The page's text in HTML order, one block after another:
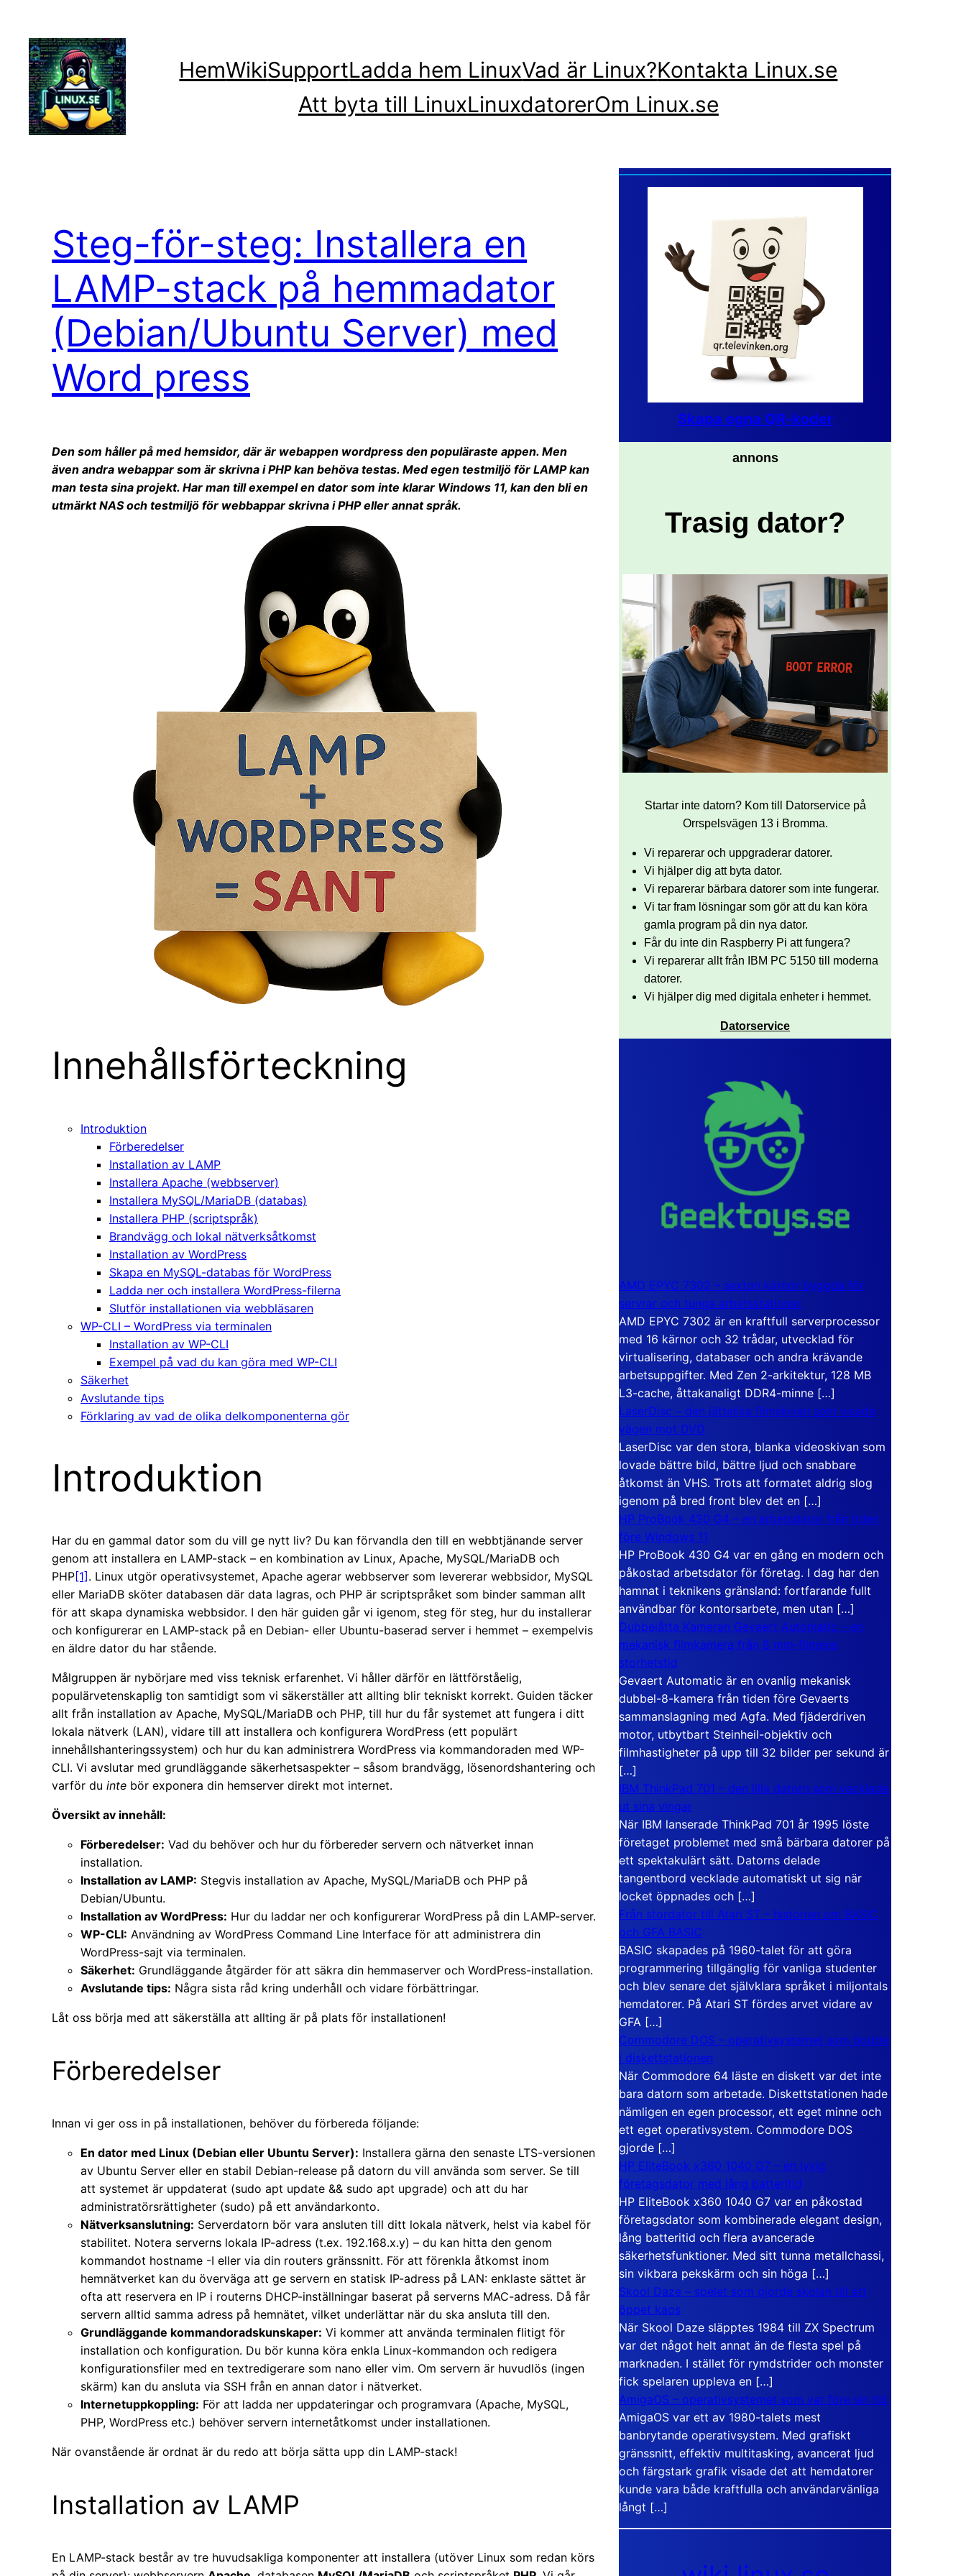
innehåll
HemWikiSupportLadda hem LinuxVad är Linux?Kontakta Linux.se
Att byta till LinuxLinuxdatorerOm Linux.se
Steg-för-steg: Installera en
LAMP-stack på hemmadator
(Debian/Ubuntu Server) med
Word press
Den som håller på med hemsidor, där är webappen wordpress den populäraste appen. Men
även andra webappar som är skrivna i PHP kan behöva testas. Med egen testmiljö för LAMP kan
man testa sina projekt. Har man till exempel en dator som inte klarar Windows 11, kan den bli en
utmärkt NAS och testmiljö för webbappar skrivna i PHP eller annat språk.
Innehållsförteckning
Introduktion
Förberedelser
Installation av LAMP
Installera Apache (webbserver)
Installera MySQL/MariaDB (databas)
Installera PHP (scriptspråk)
Brandvägg och lokal nätverksåtkomst
Installation av WordPress
Skapa en MySQL-databas för WordPress
Ladda ner och installera WordPress-filerna
Slutför installationen via webbläsaren
WP-CLI – WordPress via terminalen
Installation av WP-CLI
Exempel på vad du kan göra med WP-CLI
Säkerhet
Avslutande tips
Förklaring av vad de olika delkomponenterna gör
Introduktion
Har du en gammal dator som du vill ge nytt liv? Du kan förvandla den till en webbtjänande server
genom att installera en LAMP-stack – en kombination av Linux, Apache, MySQL/MariaDB och
PHP[1]. Linux utgör operativsystemet, Apache agerar webbserver som levererar webbsidor, MySQL
eller MariaDB sköter databasen där data lagras, och PHP är scriptspråket som binder samman allt
för att skapa dynamiska webbsidor. I den här guiden går vi igenom, steg för steg, hur du installerar
och konfigurerar en LAMP-stack på en Debian- eller Ubuntu-baserad server i hemmet – exempelvis
en äldre dator du har stående.
Målgruppen är nybörjare med viss teknisk erfarenhet. Vi håller därför en lättförståelig,
populärvetenskaplig ton samtidigt som vi säkerställer att allting blir tekniskt korrekt. Guiden täcker
allt från installation av Apache, MySQL/MariaDB och PHP, till hur du får systemet att fungera i ditt
lokala nätverk (LAN), vidare till att installera och konfigurera WordPress (ett populärt
innehållshanteringssystem) och hur du kan administrera WordPress via kommandoraden med WP-
CLI. Vi avslutar med grundläggande säkerhetsaspekter – såsom brandvägg, lösenordshantering och
varför du inte bör exponera din hemserver direkt mot internet.
Översikt av innehåll:
Förberedelser: Vad du behöver och hur du förbereder servern och nätverket innan
installation.
Installation av LAMP: Stegvis installation av Apache, MySQL/MariaDB och PHP på
Debian/Ubuntu.
Installation av WordPress: Hur du laddar ner och konfigurerar WordPress på din LAMP-server.
WP-CLI: Användning av WordPress Command Line Interface för att administrera din
WordPress-sajt via terminalen.
Säkerhet: Grundläggande åtgärder för att säkra din hemmaserver och WordPress-installation.
Avslutande tips: Några sista råd kring underhåll och vidare förbättringar.
Låt oss börja med att säkerställa att allting är på plats för installationen!
Förberedelser
Innan vi ger oss in på installationen, behöver du förbereda följande:
En dator med Linux (Debian eller Ubuntu Server): Installera gärna den senaste LTS-versionen
av Ubuntu Server eller en stabil Debian-release på datorn du vill använda som server. Se till
att systemet är uppdaterat (sudo apt update && sudo apt upgrade) och att du har
administratörsrättigheter (sudo) på ett användarkonto.
Nätverksanslutning: Serverdatorn bör vara ansluten till ditt lokala nätverk, helst via kabel för
stabilitet. Notera serverns lokala IP-adress (t.ex. 192.168.x.y) – du kan hitta den genom
kommandot hostname -I eller via din routers gränssnitt. För att förenkla åtkomst inom
hemnätverket kan du överväga att ge servern en statisk IP-adress på LAN: enklaste sättet är
ofta att reservera en IP i routerns DHCP-inställningar baserat på serverns MAC-adress. Då får
servern alltid samma adress på hemnätet, vilket underlättar när du ska ansluta till den.
Grundläggande kommandoradskunskaper: Vi kommer att använda terminalen flitigt för
installation och konfiguration. Du bör kunna köra enkla Linux-kommandon och redigera
konfigurationsfiler med en textredigerare som nano eller vim. Om servern är huvudlös (ingen
skärm) kan du ansluta via SSH från en annan dator i nätverket.
Internetuppkoppling: För att ladda ner uppdateringar och programvara (Apache, MySQL,
PHP, WordPress etc.) behöver servern internetåtkomst under installationen.
När ovanstående är ordnat är du redo att börja sätta upp din LAMP-stack!
Installation av LAMP
En LAMP-stack består av tre huvudsakliga komponenter att installera (utöver Linux som redan körs
Skapa egna QR-koder
annons
Trasig dator?
Startar inte datorn? Kom till Datorservice på
Orrspelsvägen 13 i Bromma.
Vi reparerar och uppgraderar datorer.
Vi hjälper dig att byta dator.
Vi reparerar bärbara datorer som inte fungerar.
Vi tar fram lösningar som gör att du kan köra
gamla program på din nya dator.
Får du inte din Raspberry Pi att fungera?
Vi reparerar allt från IBM PC 5150 till moderna
datorer.
Vi hjälper dig med digitala enheter i hemmet.
Datorservice
AMD EPYC 7302 – sexton kärnor byggda för
servrar och tunga arbetsstationer
AMD EPYC 7302 är en kraftfull serverprocessor
med 16 kärnor och 32 trådar, utvecklad för
virtualisering, databaser och andra krävande
arbetsuppgifter. Med Zen 2-arkitektur, 128 MB
L3-cache, åttakanaligt DDR4-minne […]
LaserDisc – den jättelika filmskivan som visade
vägen mot DVD
LaserDisc var den stora, blanka videoskivan som
lovade bättre bild, bättre ljud och snabbare
åtkomst än VHS. Trots att formatet aldrig slog
igenom på bred front blev det en […]
HP ProBook 430 G4 – en arbetsdator från tiden
före Windows 11
HP ProBook 430 G4 var en gång en modern och
påkostad arbetsdator för företag. I dag har den
hamnat i teknikens gränsland: fortfarande fullt
användbar för kontorsarbete, men utan […]
Dubbelåtta Kameran Gevaert Automatic – en
mekanisk filmkamera från 8 mm-filmens
storhetstid
Gevaert Automatic är en ovanlig mekanisk
dubbel-8-kamera från tiden före Gevaerts
sammanslagning med Agfa. Med fjäderdriven
motor, utbytbart Steinheil-objektiv och
filmhastigheter på upp till 32 bilder per sekund är
[…]
IBM ThinkPad 701 – den lilla datorn som vecklade
ut sina vingar
När IBM lanserade ThinkPad 701 år 1995 löste
företaget problemet med små bärbara datorer på
ett spektakulärt sätt. Datorns delade
tangentbord vecklade automatiskt ut sig när
locket öppnades och […]
Från stordator till Atari ST – historien om BASIC
och GFA BASIC
BASIC skapades på 1960-talet för att göra
programmering tillgänglig för vanliga studenter
och blev senare det självklara språket i miljontals
hemdatorer. På Atari ST fördes arvet vidare av
GFA […]
Commodore DOS – operativsystemet som bodde
i diskettstationen
När Commodore 64 läste en diskett var det inte
bara datorn som arbetade. Diskettstationen hade
nämligen en egen processor, ett eget minne och
ett eget operativsystem. Commodore DOS
gjorde […]
HP EliteBook x360 1040 G7 – en lyxig
företagsdator med lång batteritid
HP EliteBook x360 1040 G7 var en påkostad
företagsdator som kombinerade elegant design,
lång batteritid och flera avancerade
säkerhetsfunktioner. Med sitt tunna metallchassi,
sin vikbara pekskärm och sin höga […]
Skool Daze – spelet som gjorde skolan till ett
öppet kaos
När Skool Daze släpptes 1984 till ZX Spectrum
var det något helt annat än de flesta spel på
marknaden. I stället för rymdstrider och monster
fick spelaren uppleva en […]
AmigaOS – operativsystemet som var före sin tid
AmigaOS var ett av 1980-talets mest
banbrytande operativsystem. Med grafiskt
gränssnitt, effektiv multitasking, avancerat ljud
och färgstark grafik visade det att hemdatorer
kunde vara både kraftfulla och användarvänliga
långt […]